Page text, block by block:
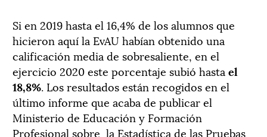
Si en 2019 hasta el 16,4% de los alumnos que
hicieron aquí la EvAU habían obtenido una
calificación media de sobresaliente, en el
ejercicio 2020 este porcentaje subió hasta el
18,8%. Los resultados están recogidos en el
último informe que acaba de publicar el
Ministerio de Educación y Formación
Profesional sobre la Estadística de las Pruebas